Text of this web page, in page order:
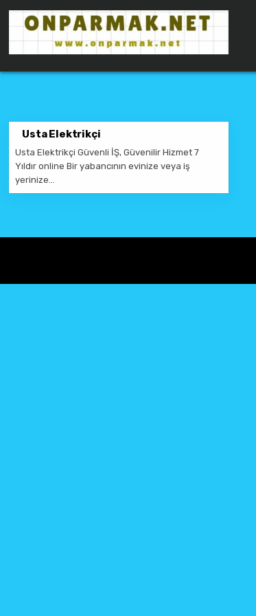
ONPARMAKNET SITELER
Usta Elektrikçi
Usta Elektrikçi Güvenli İŞ, Güvenilir Hizmet 7
Yıldır online Bir yabancının evinize veya iş
yerinize…